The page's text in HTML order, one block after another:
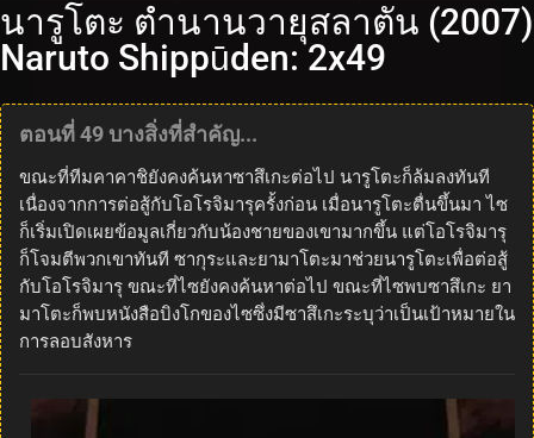
นารูโตะ ตำนานวายุสลาตัน (2007)
Naruto Shippūden: 2x49
ตอนที่ 49 บางสิ่งที่สำคัญ...
ขณะที่ทีมคาคาชิยังคงค้นหาซาสึเกะต่อไป นารูโตะก็ล้มลงทันที
เนื่องจากการต่อสู้กับโอโรจิมารุครั้งก่อน เมื่อนารูโตะตื่นขึ้นมา ไซ
ก็เริ่มเปิดเผยข้อมูลเกี่ยวกับน้องชายของเขามากขึ้น แต่โอโรจิมารุ
ก็โจมตีพวกเขาทันที ซากุระและยามาโตะมาช่วยนารูโตะเพื่อต่อสู้
กับโอโรจิมารุ ขณะที่ไซยังคงค้นหาต่อไป ขณะที่ไซพบซาสึเกะ ยา
มาโตะก็พบหนังสือบิงโกของไซซึ่งมีซาสึเกะระบุว่าเป็นเป้าหมายใน
การลอบสังหาร